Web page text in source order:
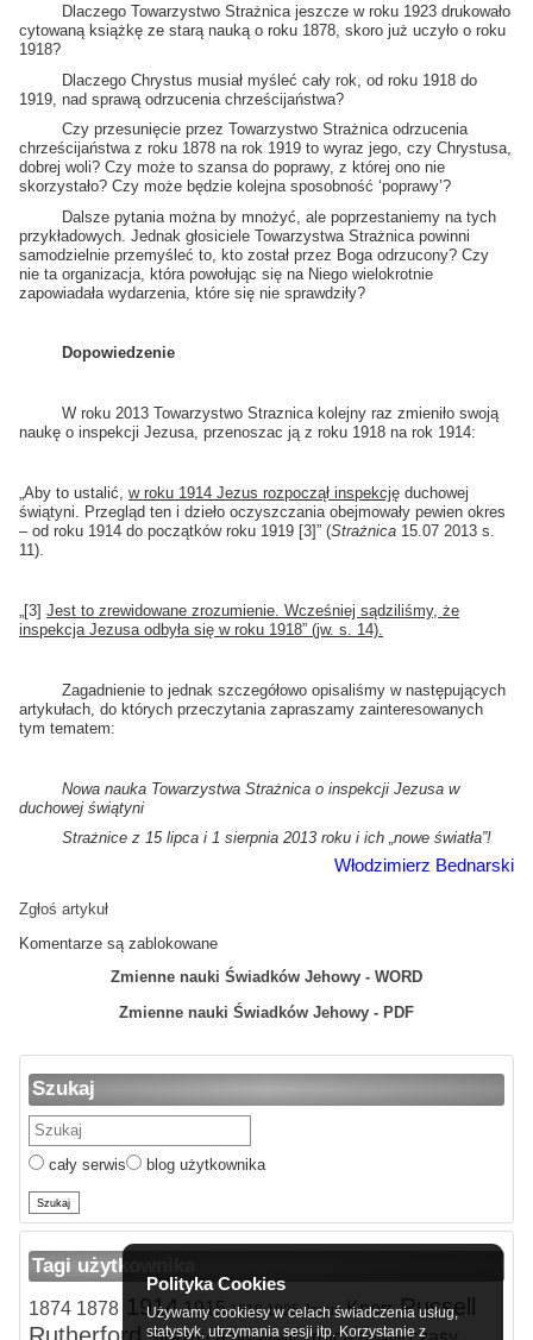
Zmienne nauki Świadków Jehowy - WORD
Zmienne nauki Świadków Jehowy - PDF
Szukaj
cały serwis blog użytkownika
Tagi użytkownika
187418781914191519181925JezusKnorrRussell
Dlaczego Towarzystwo Strażnica jeszcze w roku 1923 drukowało
cytowaną książkę ze starą nauką o roku 1878, skoro już uczyło o roku
1918?
Dlaczego Chrystus musiał myśleć cały rok, od roku 1918 do
1919, nad sprawą odrzucenia chrześcijaństwa?
Czy przesunięcie przez Towarzystwo Strażnica odrzucenia
chrześcijaństwa z roku 1878 na rok 1919 to wyraz jego, czy Chrystusa,
dobrej woli? Czy może to szansa do poprawy, z której ono nie
skorzystało? Czy może będzie kolejna sposobność ‘poprawy’?
Dalsze pytania można by mnożyć, ale poprzestaniemy na tych
przykładowych. Jednak głosiciele Towarzystwa Strażnica powinni
samodzielnie przemyśleć to, kto został przez Boga odrzucony? Czy
nie ta organizacja, która powołując się na Niego wielokrotnie
zapowiadała wydarzenia, które się nie sprawdziły?
Dopowiedzenie
W roku 2013 Towarzystwo Straznica kolejny raz zmieniło swoją
naukę o inspekcji Jezusa, przenoszac ją z roku 1918 na rok 1914:
„Aby to ustalić,w roku 1914 Jezus rozpoczął inspekcję duchowej
świątyni. Przegląd ten i dzieło oczyszczania obejmowały pewien okres
– od roku 1914 do początków roku 1919 [3]” (Strażnica 15.07 2013 s.
11).
„[3]Jest to zrewidowane zrozumienie. Wcześniej sądziliśmy, że
inspekcja Jezusa odbyła się w roku 1918” (jw. s. 14).
Zagadnienie to jednak szczegółowo opisaliśmy w następujących
artykułach, do których przeczytania zapraszamy zainteresowanych
tym tematem:
Nowa nauka Towarzystwa Strażnica o inspekcji Jezusa w
duchowej świątyni
Strażnice z 15 lipca i 1 sierpnia 2013 roku i ich „nowe światła”!
Włodzimierz Bednarski
Zgłoś artykuł
Komentarze są zablokowane
Polityka Cookies
Używamy cookiesy w celach świadczenia usług,
statystyk, utrzymania sesji itp. Korzystanie z